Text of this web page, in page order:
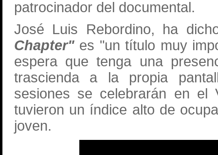
patrocinador del documental.
José Luis Rebordino, ha
Chapter" es "un título muy
espera que tenga una
trascienda a la propia
sesiones se celebrarán en el
tuvieron un índice alto de
joven.